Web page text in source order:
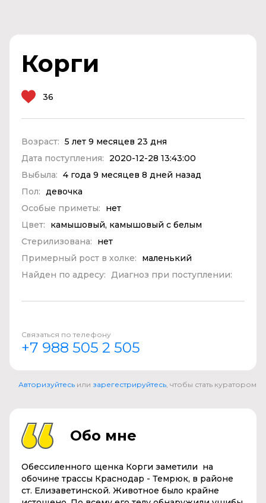
Корги
36
Возраст: 5 лет 9 месяцев 23 дня
Дата поступления:
2020-12-28 13:43:00
Выбыла: 4 года 9 месяцев 8 дней назад
Пол: девочка
Особые приметы:
нет
Цвет:
камышовый, камышовый с белым
Стерилизована:
нет
Примерный рост в холке:
маленький
Найден по адресу: Диагноз при поступлении:
Связаться по телефону
+7 988 505 2 505
Авторизуйтесь или зарегестрируйтесь, чтобы стать куратором
Обо мне
Обессиленного щенка Корги заметили на
обочине трассы Краснодар - Темрюк, в районе
ст. Елизаветинской. Животное было крайне